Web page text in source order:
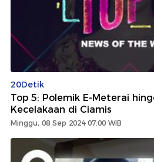
20Detik
Top 5: Polemik E-Meterai
Kecelakaan di Ciamis
Minggu, 08 Sep 2024 07:00 WIB